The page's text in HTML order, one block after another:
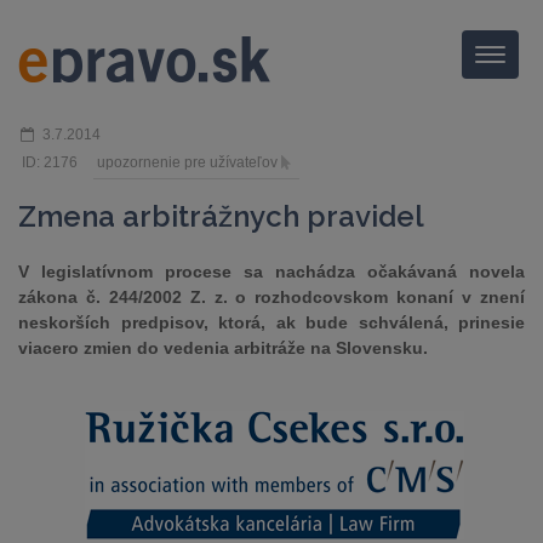
Menu
3.7.2014
ID: 2176
upozornenie pre užívateľov
Zmena arbitrážnych pravidel
V legislatívnom procese sa nachádza očakávaná novela
zákona č. 244/2002 Z. z. o rozhodcovskom konaní v znení
neskorších predpisov, ktorá, ak bude schválená, prinesie
viacero zmien do vedenia arbitráže na Slovensku.